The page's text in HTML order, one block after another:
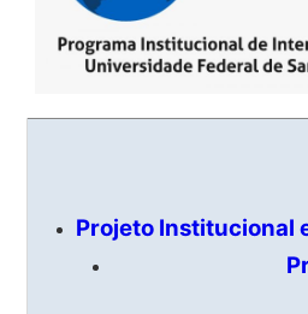
Projeto Institucional